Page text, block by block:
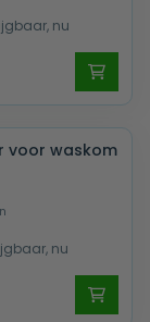
nu
voor waskom
nu